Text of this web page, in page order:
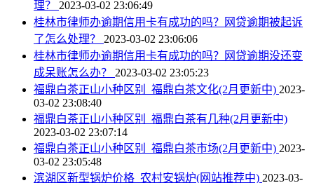
理？ 2023-03-02 23:06:49
桂林市律师办逾期信用卡有成功的吗？网贷逾期被起诉
了怎么处理？ 2023-03-02 23:06:06
桂林市律师办逾期信用卡有成功的吗？网贷逾期没还变
成呆账怎么办？ 2023-03-02 23:05:23
福鼎白茶正山小种区别_福鼎白茶文化(2月更新中) 2023-
03-02 23:08:40
福鼎白茶正山小种区别_福鼎白茶有几种(2月更新中)
2023-03-02 23:07:14
福鼎白茶正山小种区别_福鼎白茶市场(2月更新中) 2023-
03-02 23:05:48
滨湖区新型锅炉价格_农村安锅炉(网站推荐中) 2023-03-